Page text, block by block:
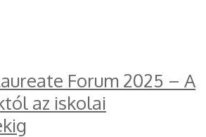
Forum 2025 – A
az iskolai